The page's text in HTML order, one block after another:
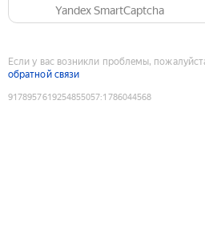
Yandex SmartCaptcha
Если у вас возникли проблемы,
обратной связи
9178957619254855057:1786044568